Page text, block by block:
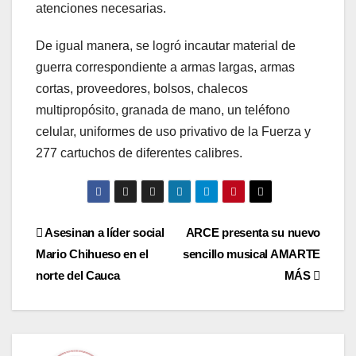
atenciones necesarias.
De igual manera, se logró incautar material de
guerra correspondiente a armas largas, armas
cortas, proveedores, bolsos, chalecos
multipropósito, granada de mano, un teléfono
celular, uniformes de uso privativo de la Fuerza y
277 cartuchos de diferentes calibres.
Navegación
de
entradas
ARCE presenta su nuevo
sencillo musical AMARTE
MÁS
Asesinan a líder social
Mario Chihueso en el
norte del Cauca